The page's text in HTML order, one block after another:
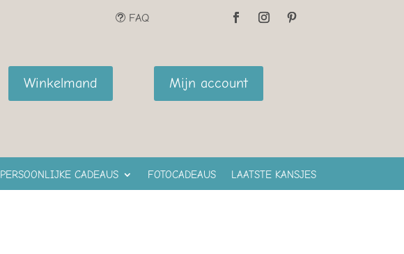
t FAQ
Winkelmand Mijn account
PERSOONLIJKE CADEAUS FOTOCADEAUS LAATSTE KANSJES